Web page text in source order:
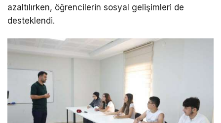
azaltılırken, öğrencilerin sosyal gelişimleri de
desteklendi.